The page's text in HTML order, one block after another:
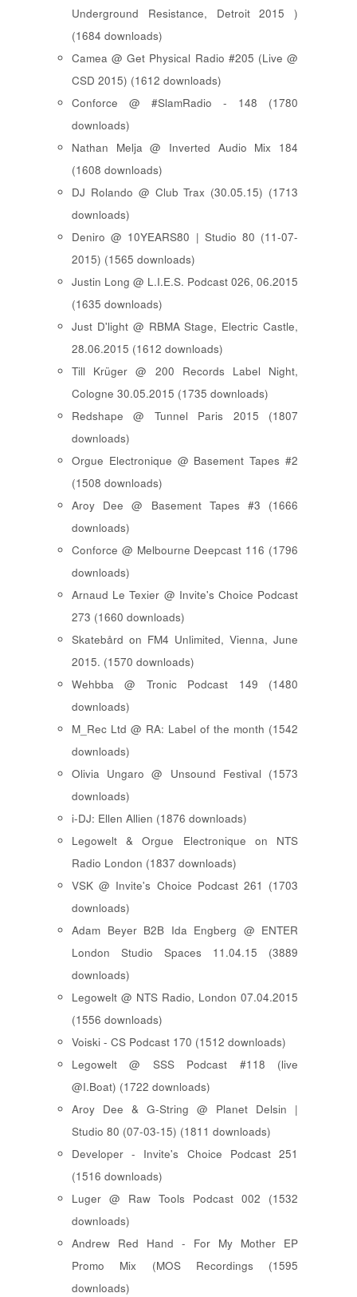
Underground Resistance, Detroit 2015 )
(1684 downloads)
Camea @ Get Physical Radio #205 (Live @
CSD 2015) (1612 downloads)
Conforce @ #SlamRadio - 148 (1780
downloads)
Nathan Melja @ Inverted Audio Mix 184
(1608 downloads)
DJ Rolando @ Club Trax (30.05.15) (1713
downloads)
Deniro @ 10YEARS80 | Studio 80 (11-07-
2015) (1565 downloads)
Justin Long @ L.I.E.S. Podcast 026, 06.2015
(1635 downloads)
Just D'light @ RBMA Stage, Electric Castle,
28.06.2015 (1612 downloads)
Till Krüger @ 200 Records Label Night,
Cologne 30.05.2015 (1735 downloads)
Redshape @ Tunnel Paris 2015 (1807
downloads)
Orgue Electronique @ Basement Tapes #2
(1508 downloads)
Aroy Dee @ Basement Tapes #3 (1666
downloads)
Conforce @ Melbourne Deepcast 116 (1796
downloads)
Arnaud Le Texier @ Invite's Choice Podcast
273 (1660 downloads)
Skatebård on FM4 Unlimited, Vienna, June
2015. (1570 downloads)
Wehbba @ Tronic Podcast 149 (1480
downloads)
M_Rec Ltd @ RA: Label of the month (1542
downloads)
Olivia Ungaro @ Unsound Festival (1573
downloads)
i-DJ: Ellen Allien (1876 downloads)
Legowelt & Orgue Electronique on NTS
Radio London (1837 downloads)
VSK @ Invite's Choice Podcast 261 (1703
downloads)
Adam Beyer B2B Ida Engberg @ ENTER
London Studio Spaces 11.04.15 (3889
downloads)
Legowelt @ NTS Radio, London 07.04.2015
(1556 downloads)
Voiski - CS Podcast 170 (1512 downloads)
Legowelt @ SSS Podcast #118 (live
@I.Boat) (1722 downloads)
Aroy Dee & G-String @ Planet Delsin |
Studio 80 (07-03-15) (1811 downloads)
Developer - Invite's Choice Podcast 251
(1516 downloads)
Luger @ Raw Tools Podcast 002 (1532
downloads)
Andrew Red Hand - For My Mother EP
Promo Mix (MOS Recordings (1595
downloads)